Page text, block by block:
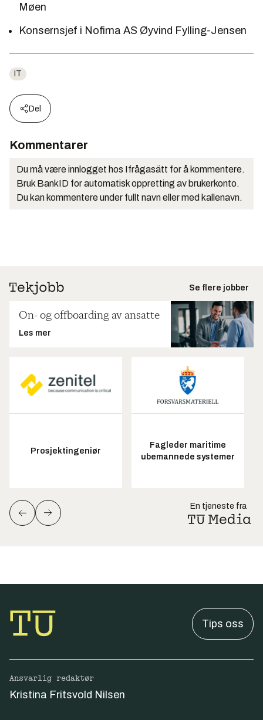
Møen
Konsernsjef i Nofima AS Øyvind Fylling-Jensen
IT
Del
Kommentarer
Du må være innlogget hos Ifrågasätt for å kommentere.
Bruk BankID for automatisk oppretting av brukerkonto.
Du kan kommentere under fullt navn eller med kallenavn.
Se flere jobber
On- og offboarding av ansatte
Les mer
Prosjektingeniør
Fagleder maritime
ubemannede systemer
En tjeneste fra
Tips oss
Ansvarlig redaktør
Kristina Fritsvold Nilsen